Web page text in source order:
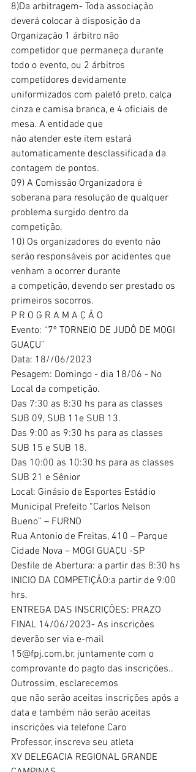
8)Da arbitragem- Toda associação
deverá colocar à disposição da
Organização 1 árbitro não
competidor que permaneça durante
todo o evento, ou 2 árbitros
competidores devidamente
uniformizados com paletó preto, calça
cinza e camisa branca, e 4 oficiais de
mesa. A entidade que
não atender este item estará
automaticamente desclassificada da
contagem de pontos.
09) A Comissão Organizadora é
soberana para resolução de qualquer
problema surgido dentro da
competição.
10) Os organizadores do evento não
serão responsáveis por acidentes que
venham a ocorrer durante
a competição, devendo ser prestado os
primeiros socorros.
P R O G R A M A Ç Ã O
Evento: “7º TORNEIO DE JUDÔ DE MOGI
GUAÇU”
Data: 18//06/2023
Pesagem: Domingo - dia 18/06 - No
Local da competição.
Das 7:30 as 8:30 hs para as classes
SUB 09, SUB 11e SUB 13.
Das 9:00 as 9:30 hs para as classes
SUB 15 e SUB 18.
Das 10:00 as 10:30 hs para as classes
SUB 21 e Sênior
Local: Ginásio de Esportes Estádio
Municipal Prefeito “Carlos Nelson
Bueno” – FURNO
Rua Antonio de Freitas, 410 – Parque
Cidade Nova – MOGI GUAÇU -SP
Desfile de Abertura: a partir das 8:30 hs
INICIO DA COMPETIÇÃO:a partir de 9:00
hrs.
ENTREGA DAS INSCRIÇÕES: PRAZO
FINAL 14/06/2023- As inscrições
deverão ser via e-mail
15@fpj.com.br, juntamente com o
comprovante do pagto das inscrições..
Outrossim, esclarecemos
que não serão aceitas inscrições após a
data e também não serão aceitas
inscrições via telefone Caro
Professor, inscreva seu atleta
XV DELEGACIA REGIONAL GRANDE